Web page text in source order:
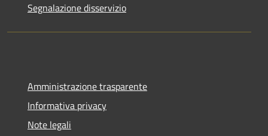
Segnalazione disservizio
Amministrazione trasparente
Informativa privacy
Note legali